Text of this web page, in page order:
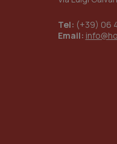
Tel: (+39) 06
Email:
__Secure-YNID